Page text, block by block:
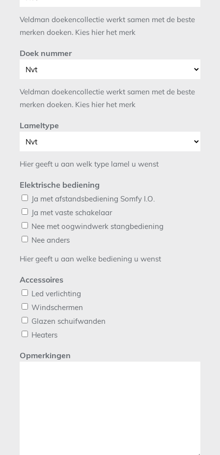
Veldman doekencollectie werkt samen met de beste
merken doeken. Kies hier het merk
Doek nummer
Veldman doekencollectie werkt samen met de beste
merken doeken. Kies hier het merk
Lameltype
Hier geeft u aan welk type lamel u wenst
Elektrische bediening
Ja met afstandsbediening Somfy I.O.
Ja met vaste schakelaar
Nee met oogwindwerk stangbediening
Nee anders
Hier geeft u aan welke bediening u wenst
Accessoires
Led verlichting
Windschermen
Glazen schuifwanden
Heaters
Opmerkingen